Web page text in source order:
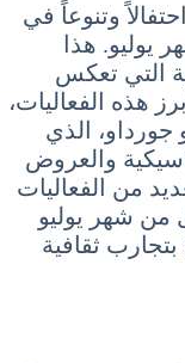
وتنوعاً في
يوليو. هذا
التي تعكس
هذه الفعاليات،
الذي
والعروض
من الفعاليات
من شهر يوليو
بتجارب ثقافية